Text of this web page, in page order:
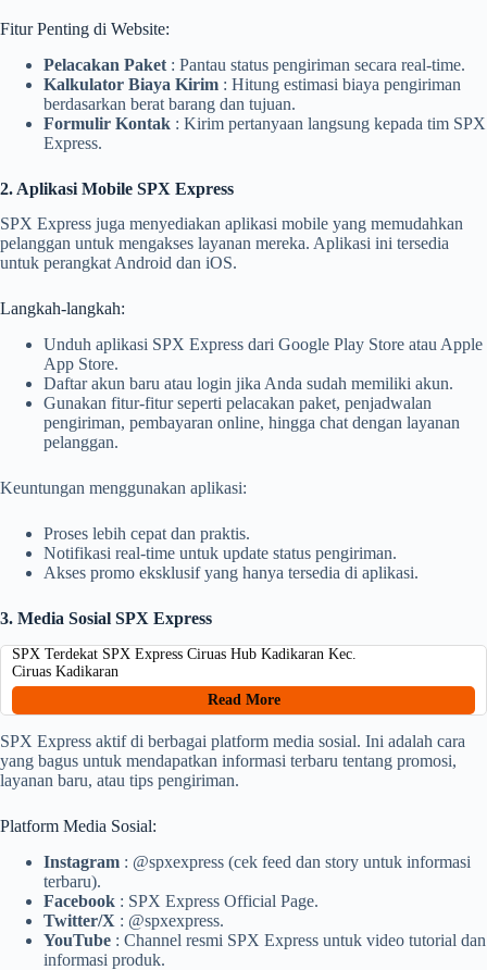
Fitur Penting di Website:
Pelacakan Paket : Pantau status pengiriman secara real-time.
Kalkulator Biaya Kirim : Hitung estimasi biaya pengiriman
berdasarkan berat barang dan tujuan.
Formulir Kontak : Kirim pertanyaan langsung kepada tim SPX
Express.
2. Aplikasi Mobile SPX Express
SPX Express juga menyediakan aplikasi mobile yang memudahkan
pelanggan untuk mengakses layanan mereka. Aplikasi ini tersedia
untuk perangkat Android dan iOS.
Langkah-langkah:
Unduh aplikasi SPX Express dari Google Play Store atau Apple
App Store.
Daftar akun baru atau login jika Anda sudah memiliki akun.
Gunakan fitur-fitur seperti pelacakan paket, penjadwalan
pengiriman, pembayaran online, hingga chat dengan layanan
pelanggan.
Keuntungan menggunakan aplikasi:
Proses lebih cepat dan praktis.
Notifikasi real-time untuk update status pengiriman.
Akses promo eksklusif yang hanya tersedia di aplikasi.
3. Media Sosial SPX Express
SPX Terdekat SPX Express Ciruas Hub Kadikaran Kec.
Ciruas Kadikaran
Read More
SPX Express aktif di berbagai platform media sosial. Ini adalah cara
yang bagus untuk mendapatkan informasi terbaru tentang promosi,
layanan baru, atau tips pengiriman.
Platform Media Sosial:
Instagram : @spxexpress (cek feed dan story untuk informasi
terbaru).
Facebook : SPX Express Official Page.
Twitter/X : @spxexpress.
YouTube : Channel resmi SPX Express untuk video tutorial dan
informasi produk.